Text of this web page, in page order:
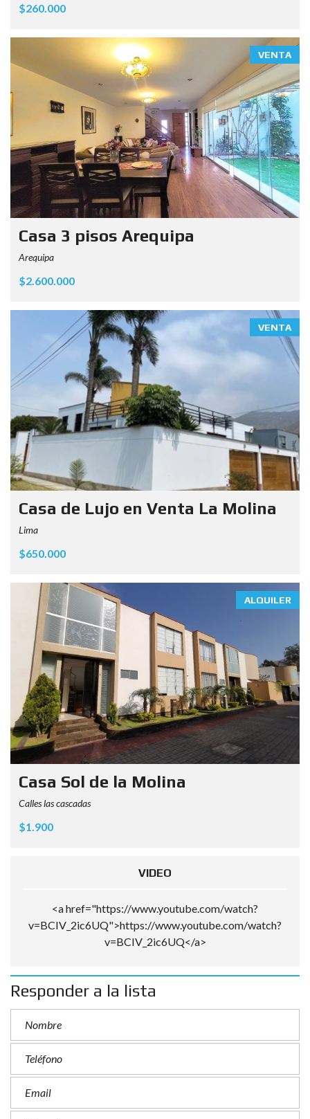
$260.000
VENTA
Casa 3 pisos Arequipa
Arequipa
$2.600.000
VENTA
Casa de Lujo en Venta La Molina
Lima
$650.000
ALQUILER
Casa Sol de la Molina
Calles las cascadas
$1.900
VIDEO
<a href="https://www.youtube.com/watch?
v=BCIV_2ic6UQ">https://www.youtube.com/watch?
v=BCIV_2ic6UQ</a>
Responder a la lista